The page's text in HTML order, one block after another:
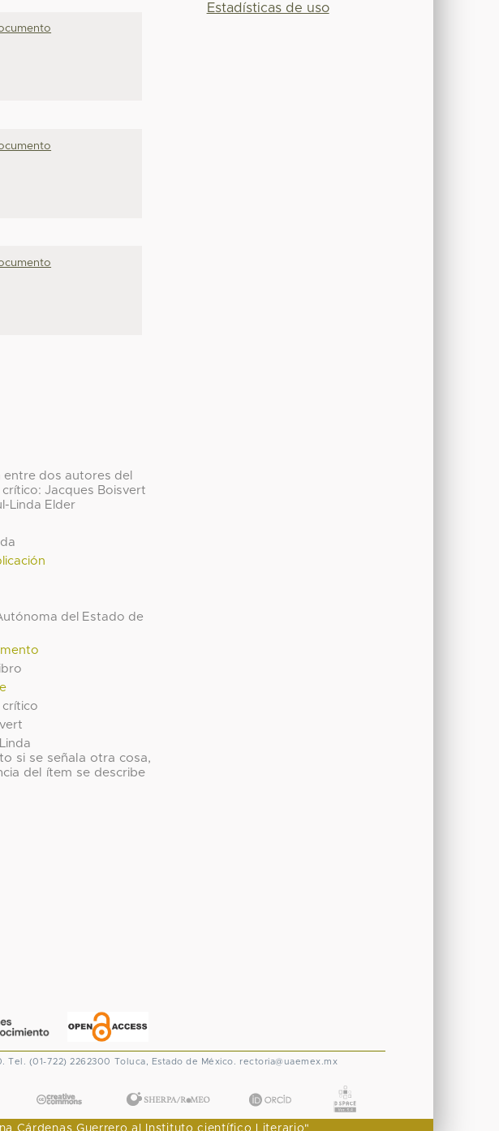
entre dos autores del
Jacques Boisvert
Linda Elder
del Estado de
si se señala otra cosa,
del ítem se describe
Estadísticas de uso
Tel. (01-722) 2262300 Toluca, Estado de México. rectoria@uaemex.mx